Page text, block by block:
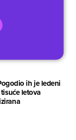
ih je ledeni
letova